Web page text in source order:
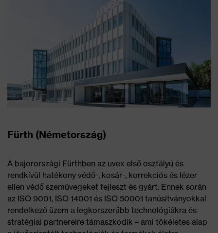
Fürth (Németország)
A bajorországi Fürthben az uvex első osztályú és
rendkívül hatékony védő-, kosár-, korrekciós és lézer
ellen védő szemüvegeket fejleszt és gyárt. Ennek során
az ISO 9001, ISO 14001 és ISO 50001 tanúsítványokkal
rendelkező üzem a legkorszerűbb technológiákra és
stratégiai partnereire támaszkodik – ami tökéletes alap